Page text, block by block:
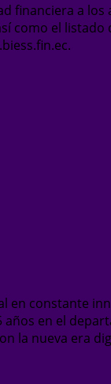
financiera a
como el
constante
en el
la nueva era